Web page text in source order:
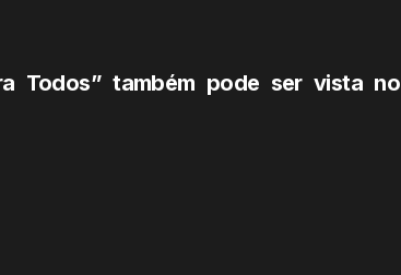
Todos”também pode ser vista no